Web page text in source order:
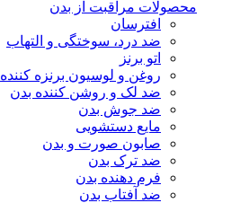
محصولات مراقبت از بدن
افترسان
ضد درد، سوختگی و التهاب
اتو برنز
روغن و لوسیون برنزه کننده
ضد لک و روشن کننده بدن
ضد جوش بدن
مایع دستشویی
صابون صورت و بدن
ضد ترک بدن
فرم دهنده بدن
ضد آفتاب بدن